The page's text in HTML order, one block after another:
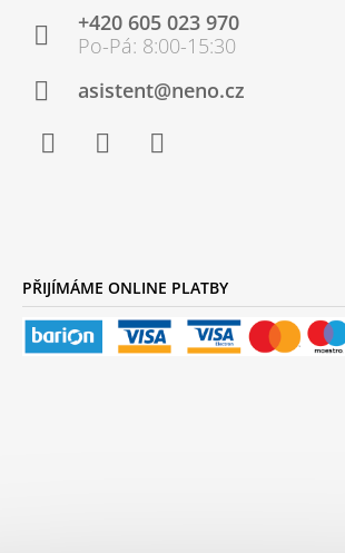
+420 605 023 970
asistent@neno.cz
PŘIJÍMÁME ONLINE PLATBY